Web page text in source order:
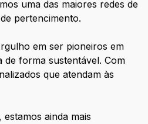
uma das maiores redes de
pertencimento.
em ser pioneiros em
forma sustentável. Com
que atendam às
ainda mais